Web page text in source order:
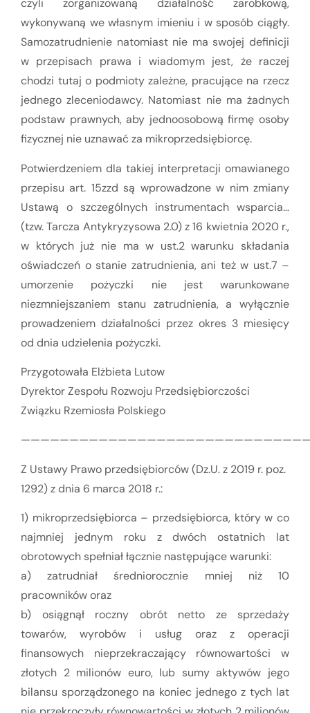
czyli zorganizowaną działalność zarobkową,
wykonywaną we własnym imieniu i w sposób ciągły.
Samozatrudnienie natomiast nie ma swojej definicji
w przepisach prawa i wiadomym jest, że raczej
chodzi tutaj o podmioty zależne, pracujące na rzecz
jednego zleceniodawcy. Natomiast nie ma żadnych
podstaw prawnych, aby jednoosobową firmę osoby
fizycznej nie uznawać za mikroprzedsiębiorcę.
Potwierdzeniem dla takiej interpretacji omawianego
przepisu art. 15zzd są wprowadzone w nim zmiany
Ustawą o szczególnych instrumentach wsparcia…
(tzw. Tarcza Antykryzysowa 2.0) z 16 kwietnia 2020 r.,
w których już nie ma w ust.2 warunku składania
oświadczeń o stanie zatrudnienia, ani też w ust.7 –
umorzenie pożyczki nie jest warunkowane
niezmniejszaniem stanu zatrudnienia, a wyłącznie
prowadzeniem działalności przez okres 3 miesięcy
od dnia udzielenia pożyczki.
Przygotowała Elżbieta Lutow
Dyrektor Zespołu Rozwoju Przedsiębiorczości
Związku Rzemiosła Polskiego
Z Ustawy Prawo przedsiębiorców (Dz.U. z 2019 r. poz.
1292) z dnia 6 marca 2018 r.:
1) mikroprzedsiębiorca – przedsiębiorca, który w co
najmniej jednym roku z dwóch ostatnich lat
obrotowych spełniał łącznie następujące warunki:
a) zatrudniał średniorocznie mniej niż 10
pracowników oraz
b) osiągnął roczny obrót netto ze sprzedaży
towarów, wyrobów i usług oraz z operacji
finansowych nieprzekraczający równowartości w
złotych 2 milionów euro, lub sumy aktywów jego
bilansu sporządzonego na koniec jednego z tych lat